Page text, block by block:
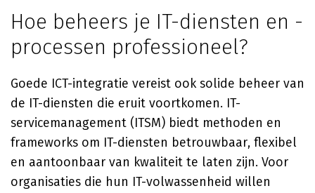
Hoe beheers je IT-diensten en -
processen professioneel?
Goede ICT-integratie vereist ook solide beheer van
de IT-diensten die eruit voortkomen. IT-
servicemanagement (ITSM) biedt methoden en
frameworks om IT-diensten betrouwbaar, flexibel
en aantoonbaar van kwaliteit te laten zijn. Voor
organisaties die hun IT-volwassenheid willen